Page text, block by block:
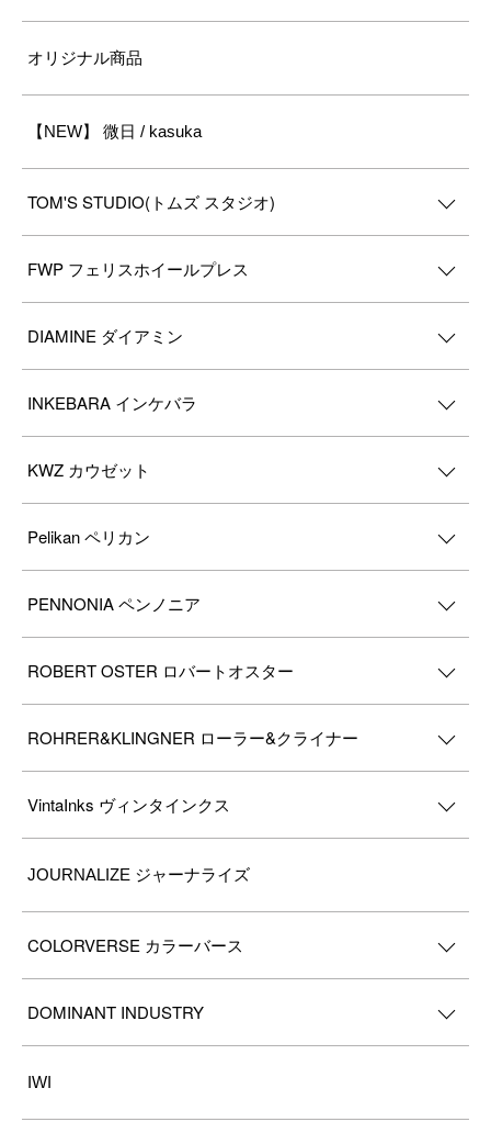
オリジナル商品
【NEW】 微日 / kasuka
TOM'S STUDIO(トムズ スタジオ)
FWP フェリスホイールプレス
DIAMINE ダイアミン
INKEBARA インケバラ
KWZ カウゼット
Pelikan ペリカン
PENNONIA ペンノニア
ROBERT OSTER ロバートオスター
ROHRER&KLINGNER ローラー&クライナー
VintaInks ヴィンタインクス
JOURNALIZE ジャーナライズ
COLORVERSE カラーバース
DOMINANT INDUSTRY
IWI